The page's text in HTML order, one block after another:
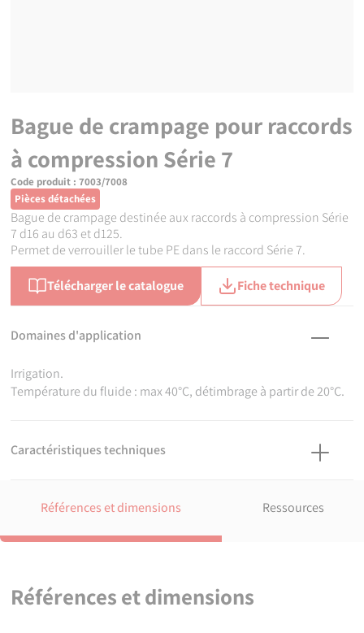
Bague de crampage pour raccords
à compression Série 7
Code produit :7003/7008
Pièces détachées
Bague de crampage destinée aux raccords à compression Série
7 d16 au d63 et d125.
Permet de verrouiller le tube PE dans le raccord Série 7.
Télécharger le catalogue Fiche technique
Domaines d'application
Irrigation.
Température du fluide : max 40°C, détimbrage à partir de 20°C.
Caractéristiques techniques
Voir tableau ci-dessous.
Références normatives
Spécifications
Références et dimensions Ressources
Références et dimensions